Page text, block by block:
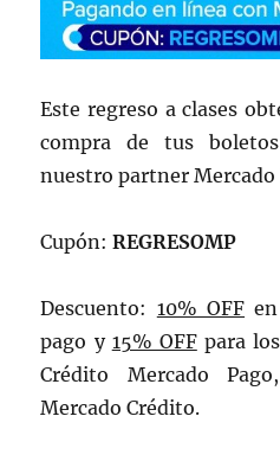
Este regreso a clases
compra de tus
nuestro partner Mercado
Cupón:REGRESOMP
Descuento: 10% OFF
pago y 15% OFFpara
Crédito Mercado
Mercado Crédito.